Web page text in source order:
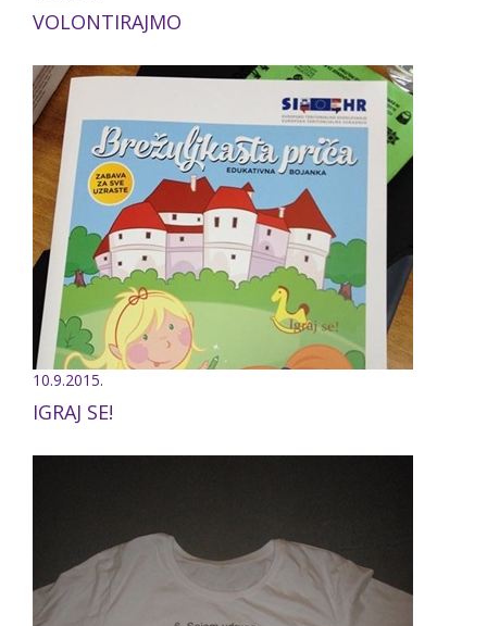
VOLONTIRAJMO
10.9.2015.
IGRAJ SE!